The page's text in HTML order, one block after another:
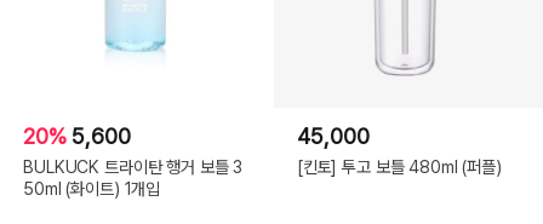
20% 5,600
BULKUCK 트라이탄 행거 보틀 3
50ml (화이트) 1개입
45,000
[킨토] 투고 보틀 480ml (퍼플)